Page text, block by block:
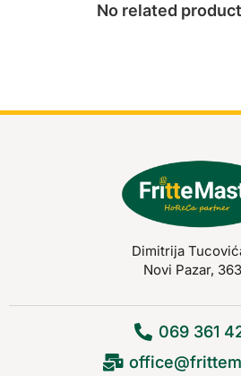
No related
Dimitrija
Novi Pazar,
069 361